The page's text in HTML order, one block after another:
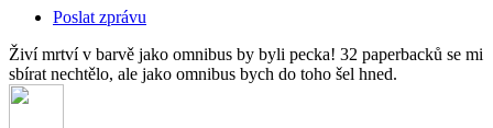
Poslat zprávu
Živí mrtví v barvě jako omnibus by byli pecka! 32 paperbacků se mi
sbírat nechtělo, ale jako omnibus bych do toho šel hned.